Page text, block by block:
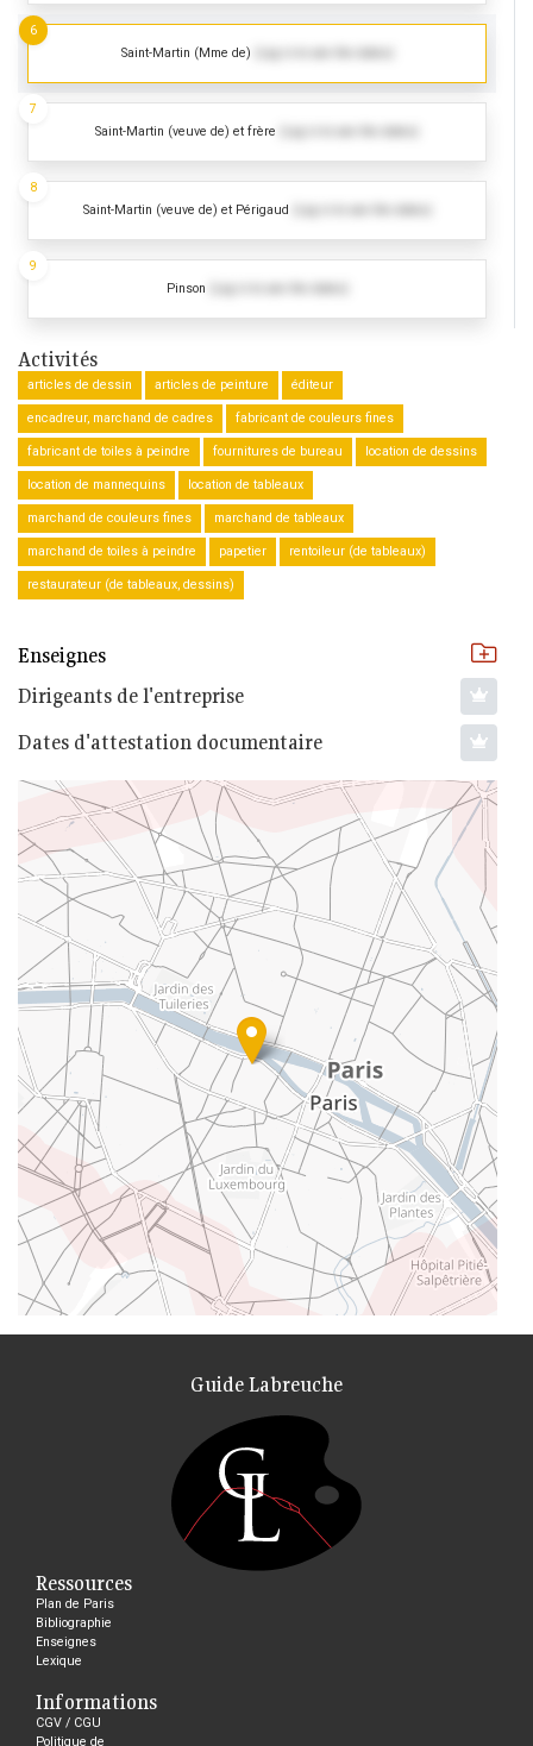
Saint-Martin (Mme de)
6
Saint-Martin (veuve de) et frère
7
Saint-Martin (veuve de) et Périgaud
8
Pinson
9
Activités
articles de dessin articles de peinture éditeur
encadreur, marchand de cadres fabricant de couleurs fines
fabricant de toiles à peindre fournitures de bureau location de dessins
location de mannequins location de tableaux
marchand de couleurs fines marchand de tableaux
marchand de toiles à peindre papetier rentoileur (de tableaux)
restaurateur (de tableaux, dessins)
Enseignes
Dirigeants de l'entreprise
Dates d'attestation documentaire
Guide Labreuche
Ressources
Plan de Paris
Bibliographie
Enseignes
Lexique
Informations
CGV / CGU
Politique de